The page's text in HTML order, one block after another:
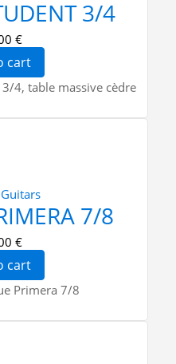
3/4
€
cart
4, table massive cèdre
7/8
€
cart
Primera 7/8